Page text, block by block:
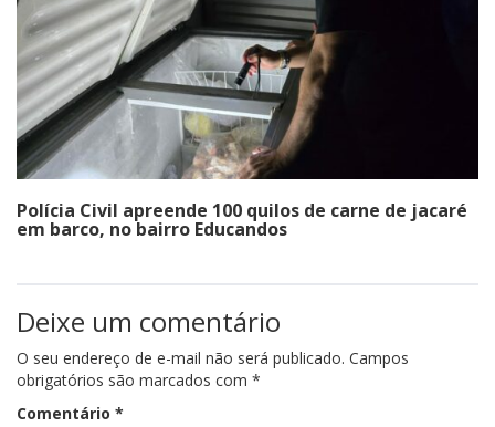
Polícia Civil apreende 100 quilos de carne de jacaré
em barco, no bairro Educandos
Deixe um comentário
O seu endereço de e-mail não será publicado. Campos
obrigatórios são marcados com *
Comentário *